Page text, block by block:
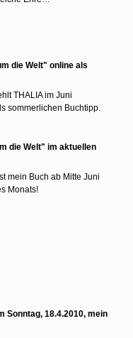
die Welt" online als
THALIA im Juni
sommerlichen Buchtipp.
die Welt" im aktuellen
mein Buch ab Mitte Juni
Monats!
Sonntag, 18.4.2010, mein